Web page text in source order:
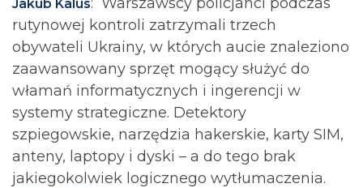
Jakub Kalus
rutynowej kontroli zatrzymali trzech
obywateli Ukrainy, w których aucie znaleziono
zaawansowany sprzęt mogący służyć do
włamań informatycznych i ingerencji w
systemy strategiczne. Detektory
szpiegowskie, narzędzia hakerskie, karty SIM,
anteny, laptopy i dyski – a do tego brak
jakiegokolwiek logicznego wytłumaczenia.